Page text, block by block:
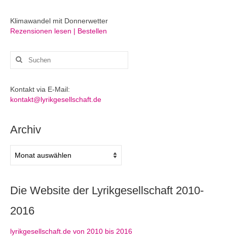
Klimawandel mit Donnerwetter
Rezensionen lesen | Bestellen
Suchen
nach:
Kontakt via E-Mail:
kontakt@lyrikgesellschaft.de
Archiv
Die Website der Lyrikgesellschaft 2010-
2016
lyrikgesellschaft.de von 2010 bis 2016